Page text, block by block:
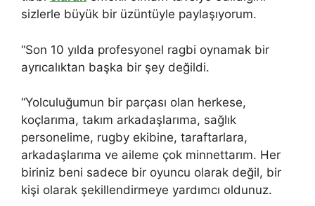
sizlerle büyük bir üzüntüyle paylaşıyorum.
“Son 10 yılda profesyonel ragbi oynamak bir
ayrıcalıktan başka bir şey değildi.
“Yolculuğumun bir parçası olan herkese,
koçlarıma, takım arkadaşlarıma, sağlık
personelime, rugby ekibine, taraftarlara,
arkadaşlarıma ve aileme çok minnettarım. Her
biriniz beni sadece bir oyuncu olarak değil, bir
kişi olarak şekillendirmeye yardımcı oldunuz.